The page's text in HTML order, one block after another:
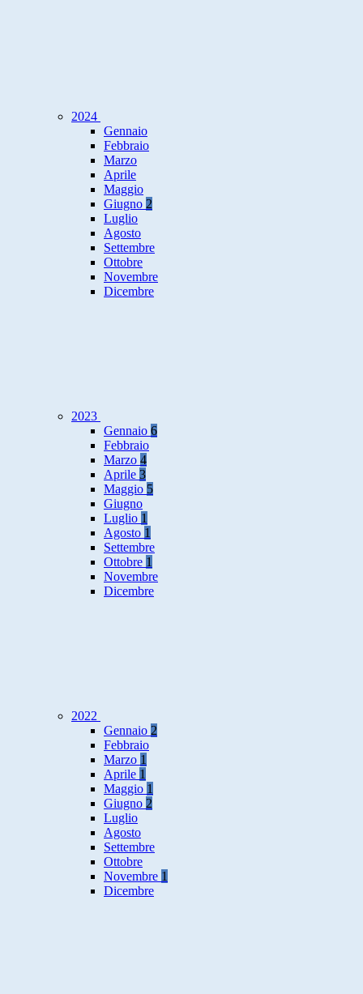
2024
Gennaio
Febbraio
Marzo
Aprile
Maggio
Giugno 2
Luglio
Agosto
Settembre
Ottobre
Novembre
Dicembre
2023
Gennaio 6
Febbraio
Marzo 4
Aprile 3
Maggio 5
Giugno
Luglio 1
Agosto 1
Settembre
Ottobre 1
Novembre
Dicembre
2022
Gennaio 2
Febbraio
Marzo 1
Aprile 1
Maggio 1
Giugno 2
Luglio
Agosto
Settembre
Ottobre
Novembre 1
Dicembre